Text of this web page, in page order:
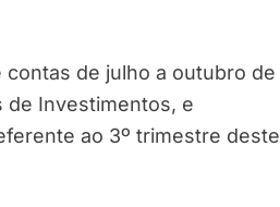
contas de julho a outubro de
de Investimentos, e
ao 3º trimestre deste